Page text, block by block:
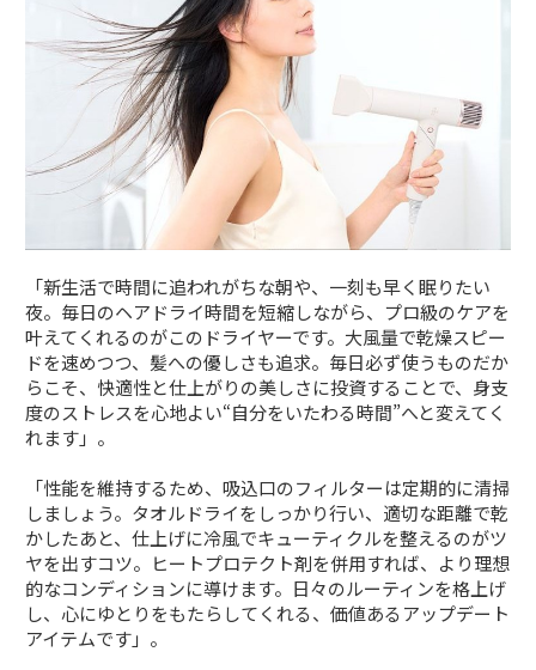
「新生活で時間に追われがちな朝や、一刻も早く眠りたい
夜。毎日のヘアドライ時間を短縮しながら、プロ級のケアを
叶えてくれるのがこのドライヤーです。大風量で乾燥スピー
ドを速めつつ、髪への優しさも追求。毎日必ず使うものだか
らこそ、快適性と仕上がりの美しさに投資することで、身支
度のストレスを心地よい“自分をいたわる時間”へと変えてく
れます」。
「性能を維持するため、吸込口のフィルターは定期的に清掃
しましょう。タオルドライをしっかり行い、適切な距離で乾
かしたあと、仕上げに冷風でキューティクルを整えるのがツ
ヤを出すコツ。ヒートプロテクト剤を併用すれば、より理想
的なコンディションに導けます。日々のルーティンを格上げ
し、心にゆとりをもたらしてくれる、価値あるアップデート
アイテムです」。